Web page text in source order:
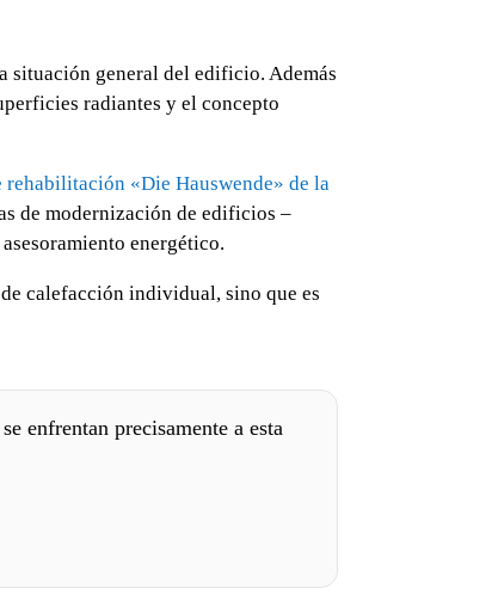
situación general del edificio. Además
radiantes y el concepto
rehabilitación «Die Hauswende» de la
de modernización de edificios –
energético.
calefacción individual, sino que es
enfrentan precisamente a esta